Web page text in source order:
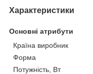
Характеристики
Основні атрибути
Країна виробник
Форма
Потужність, Вт